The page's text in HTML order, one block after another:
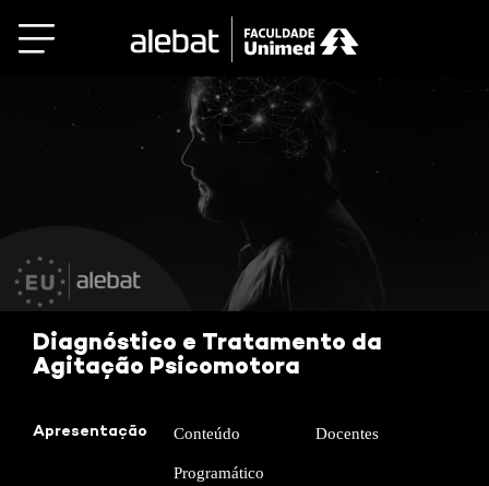
Saltar
Diagnóstico e Tratamento da
Agitação Psicomotora
Apresentação Conteúdo
Programático
Docentes